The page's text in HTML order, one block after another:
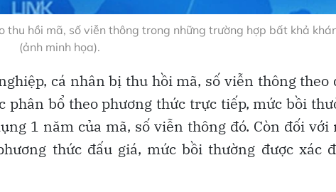
thu hồi mã, số viễn thông trong những trường hợp bất khả
(ảnh minh họa).
cá nhân bị thu hồi mã, số viễn thông theo
phân bổ theo phương thức trực tiếp, mức bồi
1 năm của mã, số viễn thông đó. Còn đối với
thức đấu giá, mức bồi thường được xác